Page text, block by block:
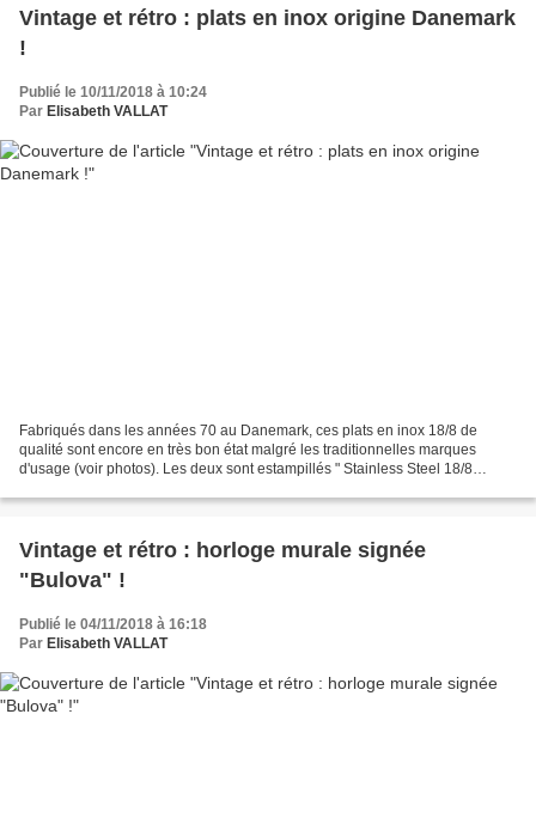
Vintage et rétro : plats en inox origine Danemark
!
Publié le 10/11/2018 à 10:24
Par Elisabeth VALLAT
Fabriqués dans les années 70 au Danemark, ces plats en inox 18/8 de
qualité sont encore en très bon état malgré les traditionnelles marques
d'usage (voir photos). Les deux sont estampillés " Stainless Steel 18/8
Vintage et rétro : horloge murale signée
"Bulova" !
Publié le 04/11/2018 à 16:18
Par Elisabeth VALLAT